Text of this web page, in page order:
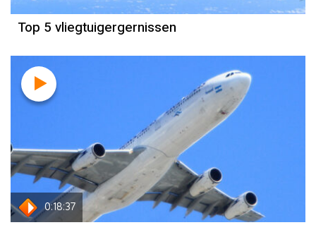
Top 5 vliegtuigergernissen
0:18:37